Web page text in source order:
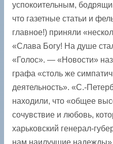
успокоительным,
что газетные статьи и
главное!) приняли
«Слава Богу! На душе
«Голос». — «Новости»
графа «столь же
деятельность». «С.-
находили, что «общее
сочувствие и любовь,
харьковский генерал-